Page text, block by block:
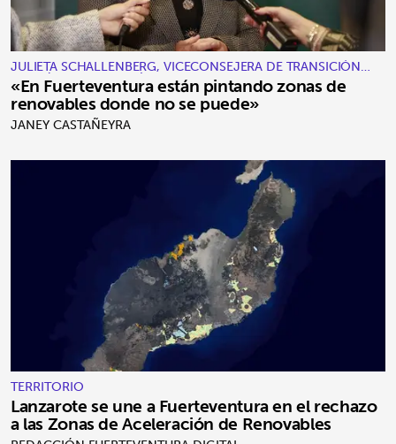
JULIETA SCHALLENBERG, VICECONSEJERA DE TRANSICIÓN
ECOLÓGICA Y ENERGÍA
«En Fuerteventura están pintando zonas de
renovables donde no se puede»
JANEY CASTAÑEYRA
TERRITORIO
Lanzarote se une a Fuerteventura en el rechazo
a las Zonas de Aceleración de Renovables